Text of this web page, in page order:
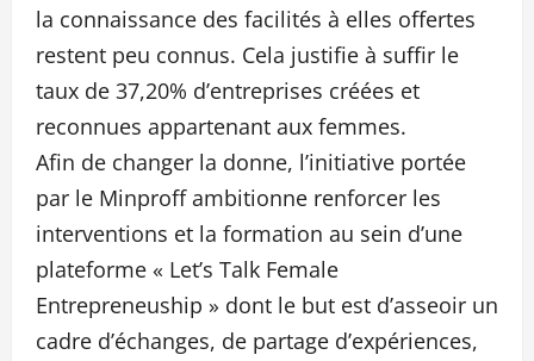
la connaissance des facilités à elles offertes
restent peu connus. Cela justifie à suffir le
taux de 37,20% d’entreprises créées et
reconnues appartenant aux femmes.
Afin de changer la donne, l’initiative portée
par le Minproff ambitionne renforcer les
interventions et la formation au sein d’une
plateforme « Let’s Talk Female
Entrepreneuship » dont le but est d’asseoir un
cadre d’échanges, de partage d’expériences,